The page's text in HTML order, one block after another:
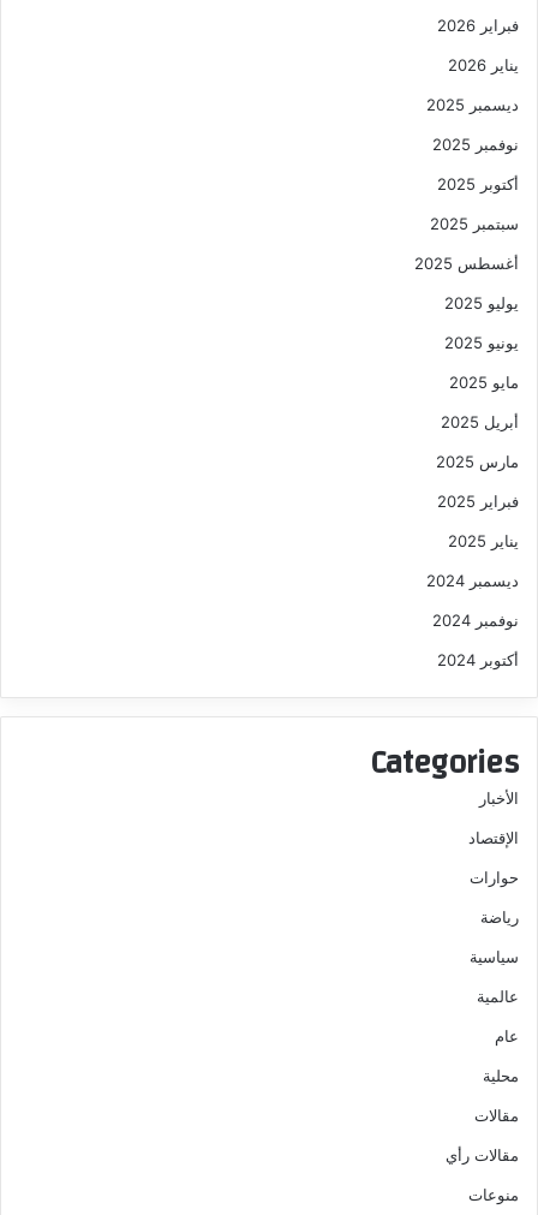
فبراير 2026
يناير 2026
ديسمبر 2025
نوفمبر 2025
أكتوبر 2025
سبتمبر 2025
أغسطس 2025
يوليو 2025
يونيو 2025
مايو 2025
أبريل 2025
مارس 2025
فبراير 2025
يناير 2025
ديسمبر 2024
نوفمبر 2024
أكتوبر 2024
Categories
الأخبار
الإقتصاد
حوارات
رياضة
سياسية
عالمية
عام
محلية
مقالات
مقالات رأي
منوعات